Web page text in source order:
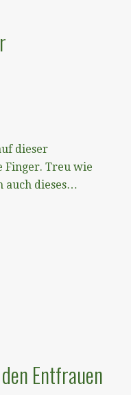
dieser
Treu wie
dieses…
Entfrauen